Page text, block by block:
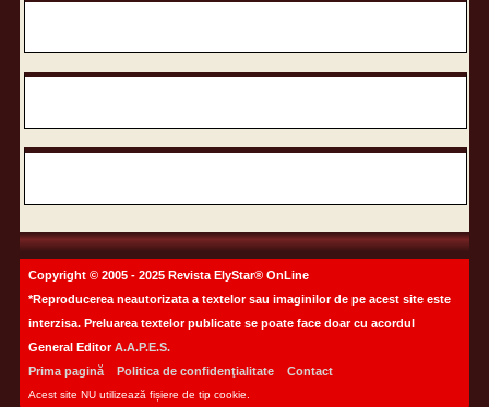
Copyright © 2005 - 2025 Revista ElyStar® OnLine
*Reproducerea neautorizata a textelor sau imaginilor de pe acest site este
interzisa. Preluarea textelor publicate se poate face doar cu acordul
General EditorA.A.P.E.S.
Prima pagină
Politica de confidenţialitate Contact
Acest site NU utilizează fișiere de tip cookie.